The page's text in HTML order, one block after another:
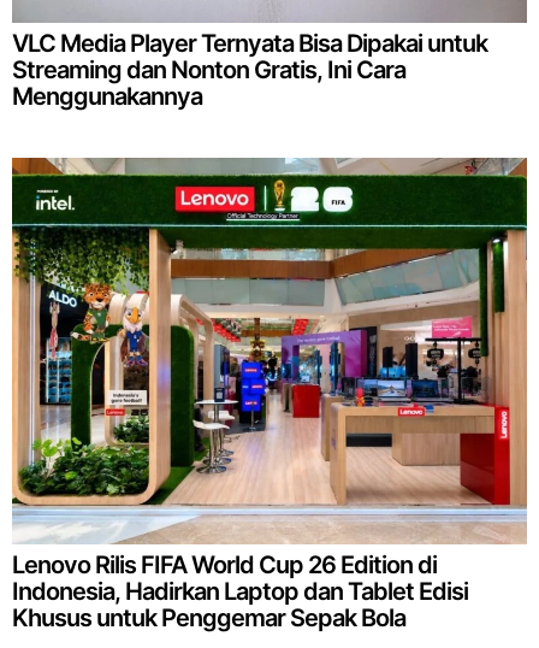
VLC Media Player Ternyata Bisa Dipakai untuk
Streaming dan Nonton Gratis, Ini Cara
Menggunakannya
Lenovo Rilis FIFA World Cup 26 Edition di
Indonesia, Hadirkan Laptop dan Tablet Edisi
Khusus untuk Penggemar Sepak Bola